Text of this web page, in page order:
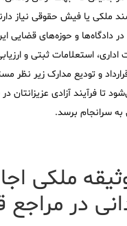
ملکی یا فیش حقوقی نیاز
در دادگاه‌ها و حوزه‌های قضایی
استعلامات ثبتی و
و تودیع مدارک زیر نظر
تا فرآیند آزادی عزیزانتان
سرانجام برسد.
ملکی
در